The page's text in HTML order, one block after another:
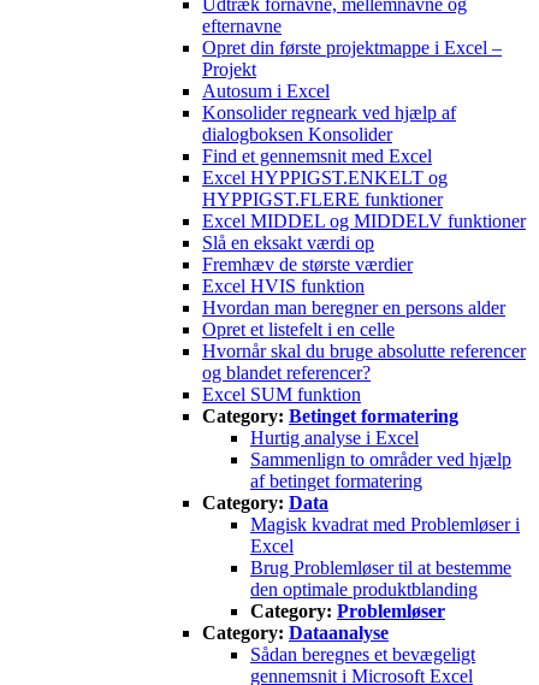
efternavne
Opret din første projektmappe i Excel –
Projekt
Autosum i Excel
Konsolider regneark ved hjælp af
dialogboksen Konsolider
Find et gennemsnit med Excel
Excel HYPPIGST.ENKELT og
HYPPIGST.FLERE funktioner
Excel MIDDEL og MIDDELV funktioner
Slå en eksakt værdi op
Fremhæv de største værdier
Excel HVIS funktion
Hvordan man beregner en persons alder
Opret et listefelt i en celle
Hvornår skal du bruge absolutte referencer
og blandet referencer?
Excel SUM funktion
Category: Betinget formatering
Hurtig analyse i Excel
Sammenlign to områder ved hjælp
af betinget formatering
Category: Data
Magisk kvadrat med Problemløser i
Excel
Brug Problemløser til at bestemme
den optimale produktblanding
Category: Problemløser
Category: Dataanalyse
Sådan beregnes et bevægeligt
gennemsnit i Microsoft Excel